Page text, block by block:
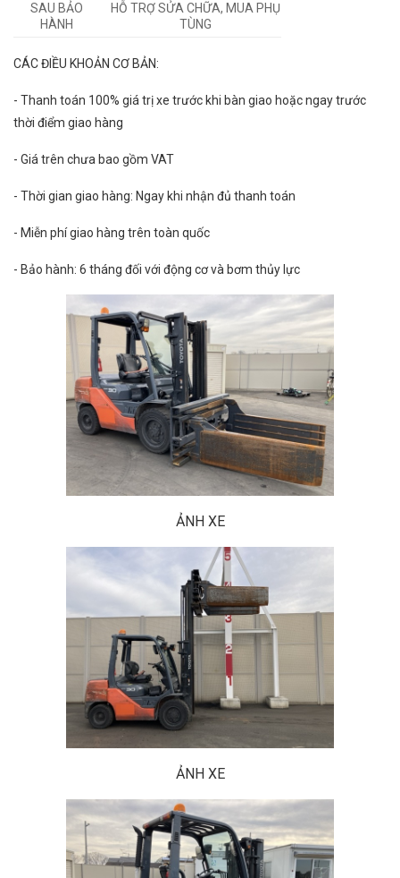
SAU BẢO
HÀNH
HỖ TRỢ SỬA CHỮA, MUA PHỤ
TÙNG
CÁC ĐIỀU KHOẢN CƠ BẢN:
- Thanh toán 100% giá trị xe trước khi bàn giao hoặc ngay trước
thời điểm giao hàng
- Giá trên chưa bao gồm VAT
- Thời gian giao hàng: Ngay khi nhận đủ thanh toán
- Miễn phí giao hàng trên toàn quốc
- Bảo hành: 6 tháng đối với động cơ và bơm thủy lực
ẢNH XE
ẢNH XE